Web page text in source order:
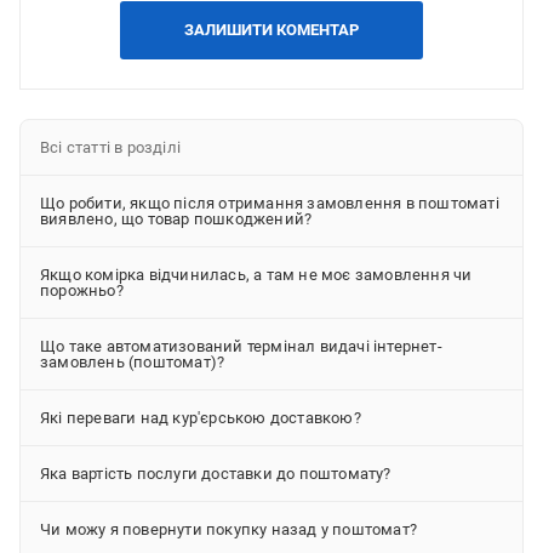
ЗАЛИШИТИ КОМЕНТАР
Всі статті в розділі
Що робити, якщо після отримання замовлення в поштоматі
виявлено, що товар пошкоджений?
Якщо комірка відчинилась, а там не моє замовлення чи
порожньо?
Що таке автоматизований термінал видачі інтернет-
замовлень (поштомат)?
Які переваги над кур'єрською доставкою?
Яка вартість послуги доставки до поштомату?
Чи можу я повернути покупку назад у поштомат?